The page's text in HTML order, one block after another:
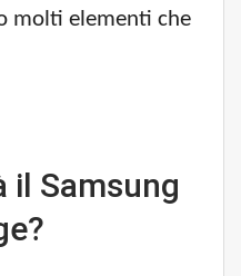
molti elementi che
il Samsung